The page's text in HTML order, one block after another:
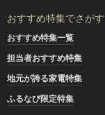
おすすめ特集でさがす
おすすめ特集一覧
担当者おすすめ特集
地元が誇る家電特集
ふるなび限定特集